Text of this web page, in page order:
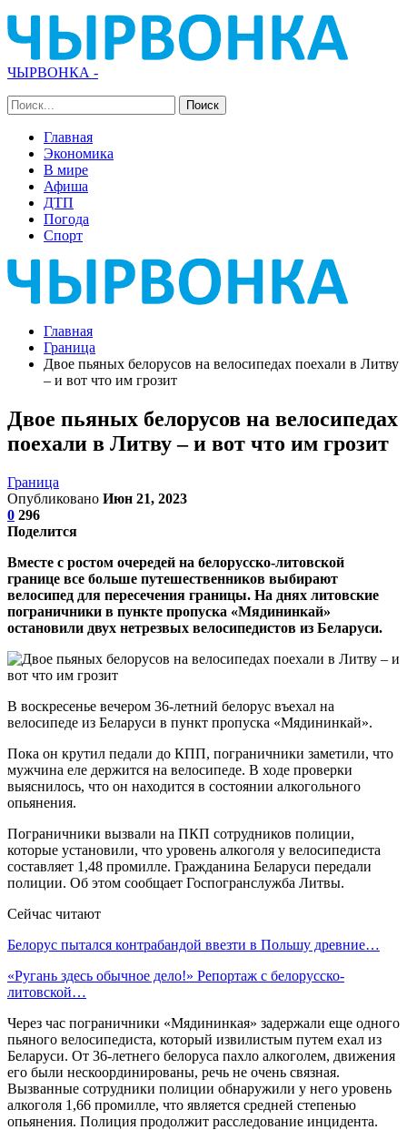
ЧЫРВОНКА -
Главная
Экономика
В мире
Афиша
ДТП
Погода
Спорт
Главная
Граница
Двое пьяных белорусов на велосипедах поехали в Литву
– и вот что им грозит
Двое пьяных белорусов на велосипедах
поехали в Литву – и вот что им грозит
Граница
Опубликовано Июн 21, 2023
0 296
Поделится
Вместе с ростом очередей на белорусско-литовской
границе все больше путешественников выбирают
велосипед для пересечения границы. На днях литовские
пограничники в пункте пропуска «Мядининкай»
остановили двух нетрезвых велосипедистов из Беларуси.
В воскресенье вечером 36-летний белорус въехал на
велосипеде из Беларуси в пункт пропуска «Мядининкай».
Пока он крутил педали до КПП, пограничники заметили, что
мужчина еле держится на велосипеде. В ходе проверки
выяснилось, что он находится в состоянии алкогольного
опьянения.
Пограничники вызвали на ПКП сотрудников полиции,
которые установили, что уровень алкоголя у велосипедиста
составляет 1,48 промилле. Гражданина Беларуси передали
полиции. Об этом сообщает Госпогранслужба Литвы.
Сейчас читают
Белорус пытался контрабандой ввезти в Польшу древние…
«Ругань здесь обычное дело!» Репортаж с белорусско-
литовской…
Через час пограничники «Мядининкая» задержали еще одного
пьяного велосипедиста, который извилистым путем ехал из
Беларуси. От 36-летнего белоруса пахло алкоголем, движения
его были нескоординированы, речь не очень связная.
Вызванные сотрудники полиции обнаружили у него уровень
алкоголя 1,66 промилле, что является средней степенью
опьянения. Полиция продолжит расследование инцидента.